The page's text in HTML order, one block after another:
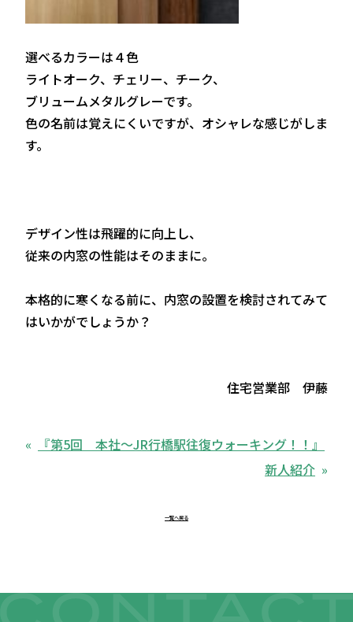
選べるカラーは４色
ライトオーク、チェリー、チーク、
ブリュームメタルグレーです。
色の名前は覚えにくいですが、オシャレな感じがしま
す。
デザイン性は飛躍的に向上し、
従来の内窓の性能はそのままに。
本格的に寒くなる前に、内窓の設置を検討されてみて
はいかがでしょうか？
住宅営業部 伊藤
『第5回 本社～JR行橋駅往復ウォーキング！！』
新人紹介
一覧へ戻る